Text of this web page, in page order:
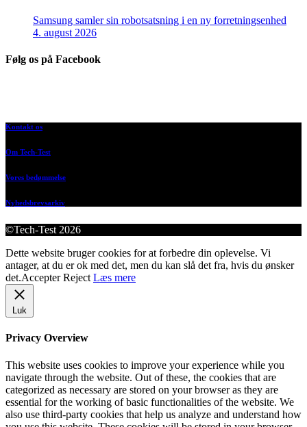
Samsung samler sin robotsatsning i en ny forretningsenhed
4. august 2026
Følg os på Facebook
Kontakt os
Om Tech-Test
Vores bedømmelse
Nyhedsbrevsarkiv
©Tech-Test 2026
Dette website bruger cookies for at forbedre din oplevelse. Vi
antager, at du er ok med det, men du kan slå det fra, hvis du ønsker
det.Accepter Reject Læs mere
Luk
Privacy Overview
This website uses cookies to improve your experience while you
navigate through the website. Out of these, the cookies that are
categorized as necessary are stored on your browser as they are
essential for the working of basic functionalities of the website. We
also use third-party cookies that help us analyze and understand how